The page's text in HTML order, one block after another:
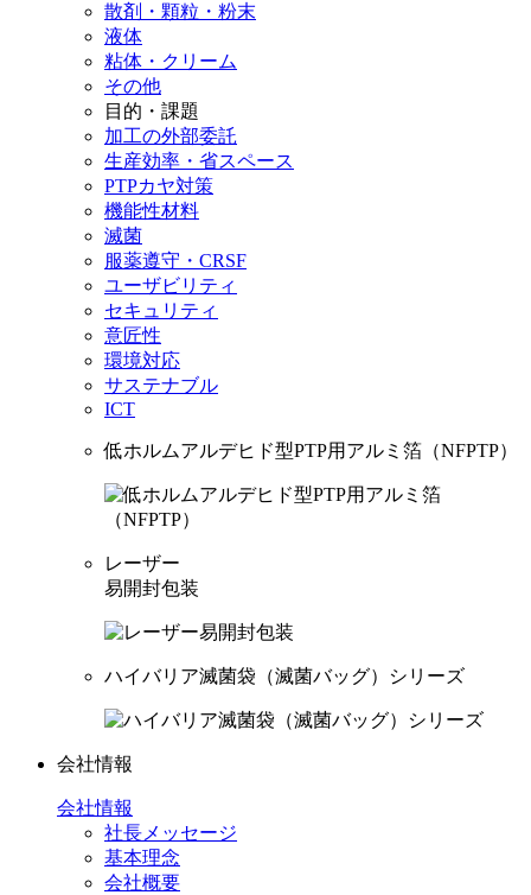
散剤・顆粒・粉末
液体
粘体・クリーム
その他
目的・課題
加工の外部委託
生産効率・省スペース
PTPカヤ対策
機能性材料
滅菌
服薬遵守・CRSF
ユーザビリティ
セキュリティ
意匠性
環境対応
サステナブル
ICT
低ホルムアルデヒド型PTP用アルミ箔（NFPTP）
レーザー
易開封包装
ハイバリア滅菌袋（滅菌バッグ）シリーズ
会社情報
会社情報
社長メッセージ
基本理念
会社概要